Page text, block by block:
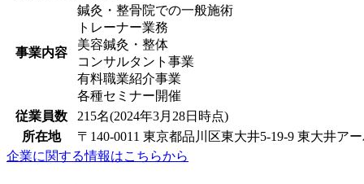
事業内容
鍼灸・整骨院での一般施術
トレーナー業務
美容鍼灸・整体
コンサルタント事業
有料職業紹介事業
各種セミナー開催
従業員数
215名(2024年3月28日時点)
所在地
〒140-0011 東京都品川区東大井5-19-9 東大井ア
企業に関する情報はこちらから